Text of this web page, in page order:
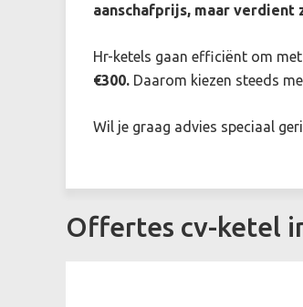
aanschafprijs, maar verdient
Hr-ketels gaan efficiënt om
€300. Daarom kiezen steeds
Wil je graag advies speciaal
Offertes cv-ketel